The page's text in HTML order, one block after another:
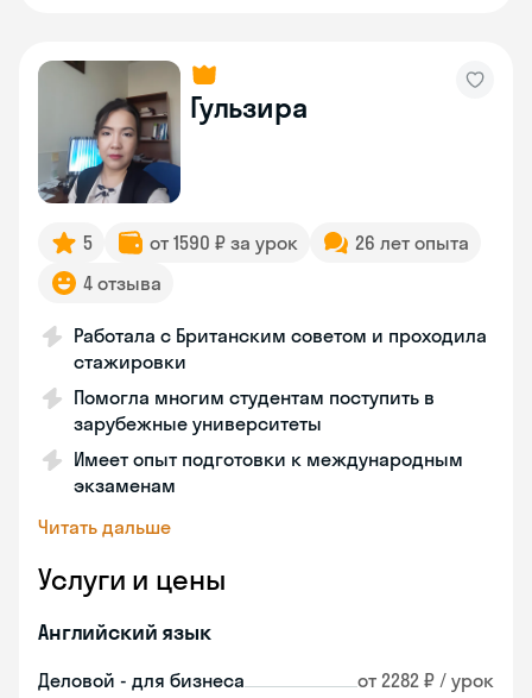
Гульзира
5 от 1590 ₽ за урок
26 лет опыта
4 отзыва
Работала с Британским советом и проходила
стажировки
Помогла многим студентам поступить в
зарубежные университеты
Имеет опыт подготовки к международным
экзаменам
Читать дальше
Услуги и цены
Английский язык
Деловой - для бизнеса от 2282 ₽ / урок